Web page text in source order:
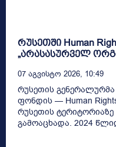
რუსეთში Human
„არასასურველ
07 Აგვისტო 2026, 10:49
რუსეთის
ფონდის — Human
რუსეთის
გამოაცხადა. 2024